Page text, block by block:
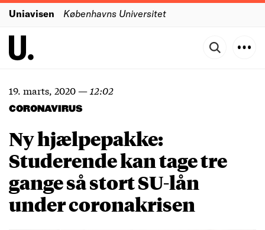
Uniavisen Københavns Universitet
19. marts, 2020— 12:02
CORONAVIRUS
Ny hjælpepakke:
Studerende kan tage tre
gange så stort SU-lån
under coronakrisen